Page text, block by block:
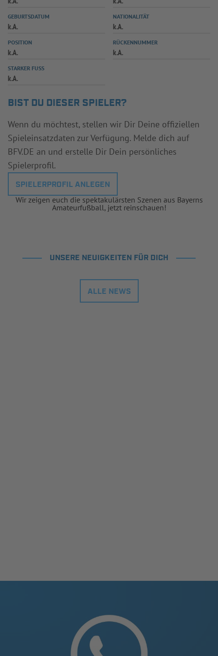
SPIELPLUS
GEBURTSDATUM
k.A.
NATIONALITÄT
k.A.
POSITION
k.A.
RÜCKENNUMMER
k.A.
STARKER FUSS
k.A.
BIST DU DIESER SPIELER?
Wenn du möchtest, stellen wir Dir Deine offiziellen
Spieleinsatzdaten zur Verfügung. Melde dich auf
BFV.DE an und erstelle Dir Dein persönliches
Spielerprofil.
SPIELERPROFIL ANLEGEN
Wir zeigen euch die spektakulärsten Szenen aus Bayerns
Amateurfußball, jetzt reinschauen!
UNSERE NEUIGKEITEN FÜR DICH
ALLE NEWS